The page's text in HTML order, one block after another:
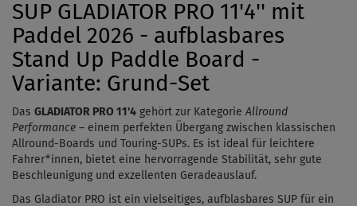
SUP GLADIATOR PRO 11'4'' mit
Paddel 2026 - aufblasbares
Stand Up Paddle Board -
Variante: Grund-Set
Das GLADIATOR PRO 11'4 gehört zur KategorieAllround
Performance – einem perfekten Übergang zwischen klassischen
Allround-Boards und Touring-SUPs. Es ist ideal für leichtere
Fahrer*innen, bietet eine hervorragende Stabilität, sehr gute
Beschleunigung und exzellenten Geradeauslauf.
Das Gladiator PRO ist ein vielseitiges, aufblasbares SUP für ein